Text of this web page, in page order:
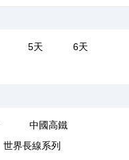
5天
6天
中國高鐵
世界長線系列